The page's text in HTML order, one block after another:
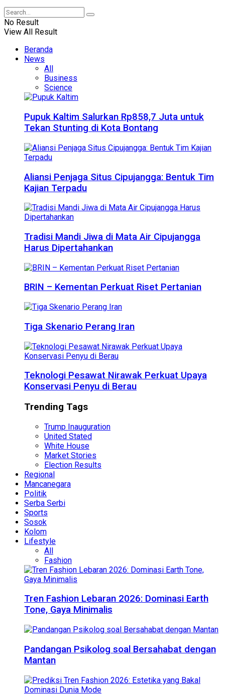
No Result
View All Result
Beranda
News
All
Business
Science
Pupuk Kaltim Salurkan Rp858,7 Juta untuk
Tekan Stunting di Kota Bontang
Aliansi Penjaga Situs Cipujangga: Bentuk Tim
Kajian Terpadu
Tradisi Mandi Jiwa di Mata Air Cipujangga
Harus Dipertahankan
BRIN – Kementan Perkuat Riset Pertanian
Tiga Skenario Perang Iran
Teknologi Pesawat Nirawak Perkuat Upaya
Konservasi Penyu di Berau
Trending Tags
Trump Inauguration
United Stated
White House
Market Stories
Election Results
Regional
Mancanegara
Politik
Serba Serbi
Sports
Sosok
Kolom
Lifestyle
All
Fashion
Tren Fashion Lebaran 2026: Dominasi Earth
Tone, Gaya Minimalis
Pandangan Psikolog soal Bersahabat dengan
Mantan